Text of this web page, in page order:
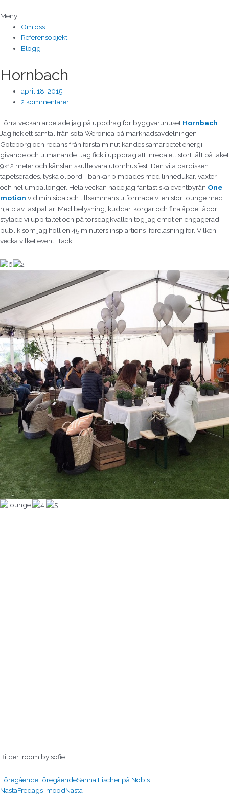
till
innehåll
Meny
Om oss
Referensobjekt
Blogg
Hornbach
april 18, 2015
2 kommentarer
Förra veckan arbetade jag på uppdrag för byggvaruhuset Hornbach
Jag fick ett samtal från söta Weronica på marknadsavdelningen i
Göteborg och redans från första minut kändes samarbetet energi-
givande och utmanande. Jag fick i uppdrag att inreda ett stort tält på taket
9×12 meter och känslan skulle vara utomhusfest. Den vita bardisken
tapetserades, tyska ölbord + bänkar pimpades med linnedukar, växter
och heliumballonger. Hela veckan hade jag fantastiska eventbyrån One
motion vid min sida och tillsammans utformade vi en stor lounge med
hjälp av lastpallar. Med belysning, kuddar, korgar och fina äppellådor
stylade vi upp tältet och på torsdagkvällen tog jag emot en engagerad
publik som jag höll en 45 minuters inspiartions-föreläsning för. Vilken
vecka vilket event. Tack!
Bilder: room by sofie
FöregåendeFöregåendeSanna Fischer på Nobis.
NästaFredags-moodNästa